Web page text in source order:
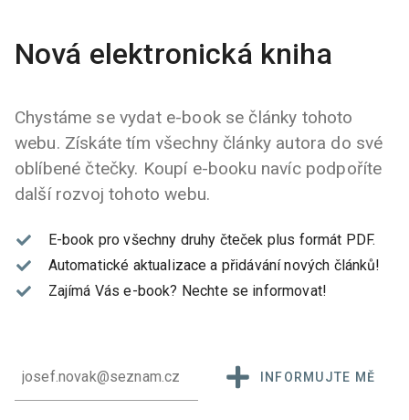
Nová elektronická kniha
Chystáme se vydat e-book se články tohoto
webu. Získáte tím všechny články autora do své
oblíbené čtečky. Koupí e-booku navíc podpoříte
další rozvoj tohoto webu.
E-book pro všechny druhy čteček plus formát PDF.
Automatické aktualizace a přidávání nových článků!
Zajímá Vás e-book? Nechte se informovat!
INFORMUJTE MĚ